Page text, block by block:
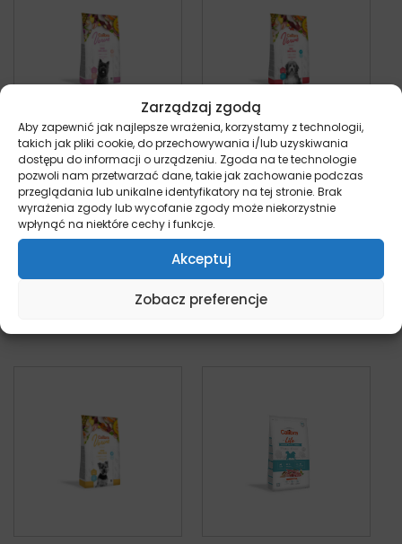
Zarządzaj zgodą
Aby zapewnić jak najlepsze wrażenia, korzystamy z technologii,
takich jak pliki cookie, do przechowywania i/lub uzyskiwania
dostępu do informacji o urządzeniu. Zgoda na te technologie
pozwoli nam przetwarzać dane, takie jak zachowanie podczas
przeglądania lub unikalne identyfikatory na tej stronie. Brak
wyrażenia zgody lub wycofanie zgody może niekorzystnie
wpłynąć na niektóre cechy i funkcje.
Akceptuj
Zobacz preferencje
Calibra Dog Verve
Senior Small Breed
Chicken&Duck –
sucha karma dla
psa
Wybierz opcje
Calibra Dog Verve
Adult Small Breed
Chicken&Duck –
sucha karma dla
Wybierz opcje